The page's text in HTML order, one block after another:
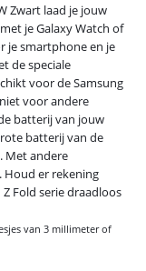
Zwart laad je jouw
je Galaxy Watch of
je smartphone en je
de speciale
voor de Samsung
voor andere
batterij van jouw
batterij van de
Met andere
Houd er rekening
Z Fold serie draadloos
van 3 millimeter of